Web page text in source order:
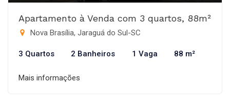
Apartamento à Venda com 3 quartos, 88m²
Nova Brasília, Jaraguá do Sul-SC
3 Quartos 2 Banheiros 1 Vaga 88 m²
Mais informações